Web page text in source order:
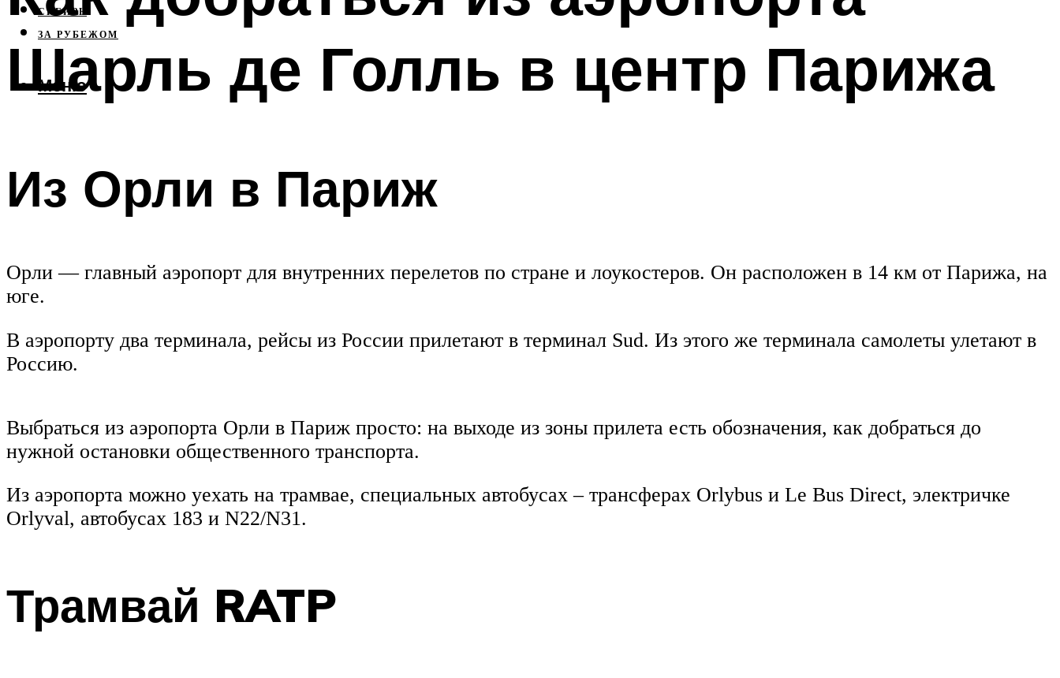
СИБИРЬ
ЗА РУБЕЖОМ
Меню
Шарль де Голль в центр Парижа
Из Орли в Париж
Орли — главный аэропорт для внутренних перелетов по стране и лоукостеров. Он расположен в 14 км от Парижа, на
юге.
В аэропорту два терминала, рейсы из России прилетают в терминал Sud. Из этого же терминала самолеты улетают в
Россию.
Выбраться из аэропорта Орли в Париж просто: на выходе из зоны прилета есть обозначения, как добраться до
нужной остановки общественного транспорта.
Из аэропорта можно уехать на трамвае, специальных автобусах – трансферах Orlybus и Le Bus Direct, электричке
Orlyval, автобусах 183 и N22/N31.
Трамвай RATP